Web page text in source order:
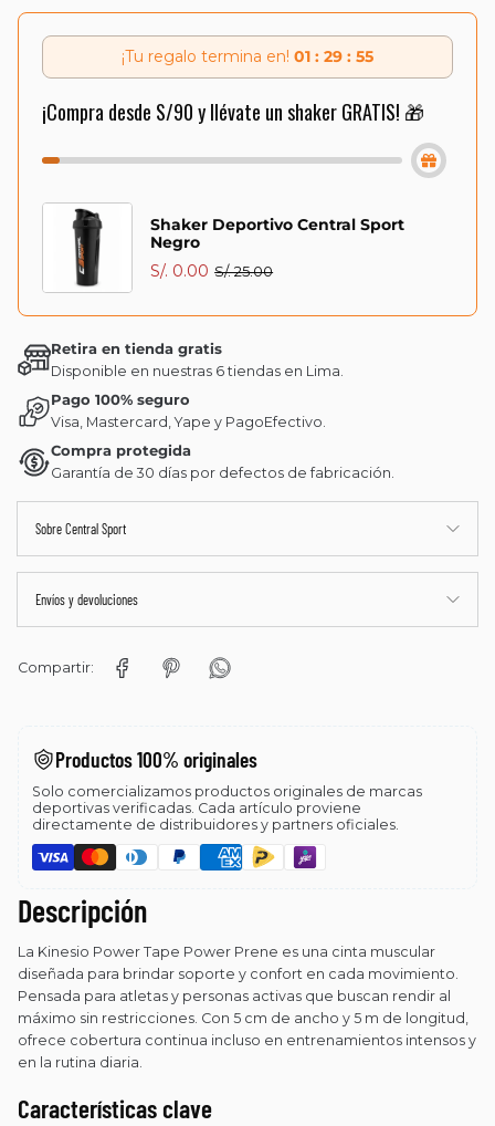
¡Tu regalo termina en! 01 : 29 : 54
¡Compra desde S/90 y llévate un shaker GRATIS! 🎁
Shaker Deportivo Central Sport
Negro
S/. 0.00 S/. 25.00
Retira en tienda gratis
Disponible en nuestras 6 tiendas en Lima.
Pago 100% seguro
Visa, Mastercard, Yape y PagoEfectivo.
Compra protegida
Garantía de 30 días por defectos de fabricación.
Sobre Central Sport
Envíos y devoluciones
Compartir:
Productos 100% originales
Solo comercializamos productos originales de marcas
deportivas verificadas. Cada artículo proviene
directamente de distribuidores y partners oficiales.
Descripción
La Kinesio Power Tape Power Prene es una cinta muscular
diseñada para brindar soporte y confort en cada movimiento.
Pensada para atletas y personas activas que buscan rendir al
máximo sin restricciones. Con 5 cm de ancho y 5 m de longitud,
ofrece cobertura continua incluso en entrenamientos intensos y
en la rutina diaria.
Características clave